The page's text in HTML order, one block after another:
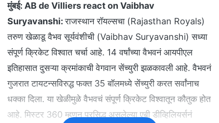
मुंबई: AB de Villiers react on Vaibhav
Suryavanshi:राजस्थान रॉयल्सचा (Rajasthan Royals)
तरुण खेळाडू वैभव सूर्यवंशीची (Vaibhav Suryavanshi) सध्या
संपूर्ण क्रिकेट विश्वात चर्चा आहे. 14 वर्षांच्या वैभवनं आयपीएल
इतिहासात दुसऱ्या क्रमांकाची वेगवान सेंच्युरी झळकावली आहे. वैभवनं
गुजरात टायटन्सविरुद्ध फक्त 35 बॉलमध्ये सेंच्युरी करत सर्वांनाच
धक्का दिला. या खेळीमुळे वैभवचं संपूर्ण क्रिकेट विश्वातून कौतुक होत
आहे. मिस्टर 360 म्हणून प्रसिद्ध असलेल्या एबी डीव्हिलियर्सनं